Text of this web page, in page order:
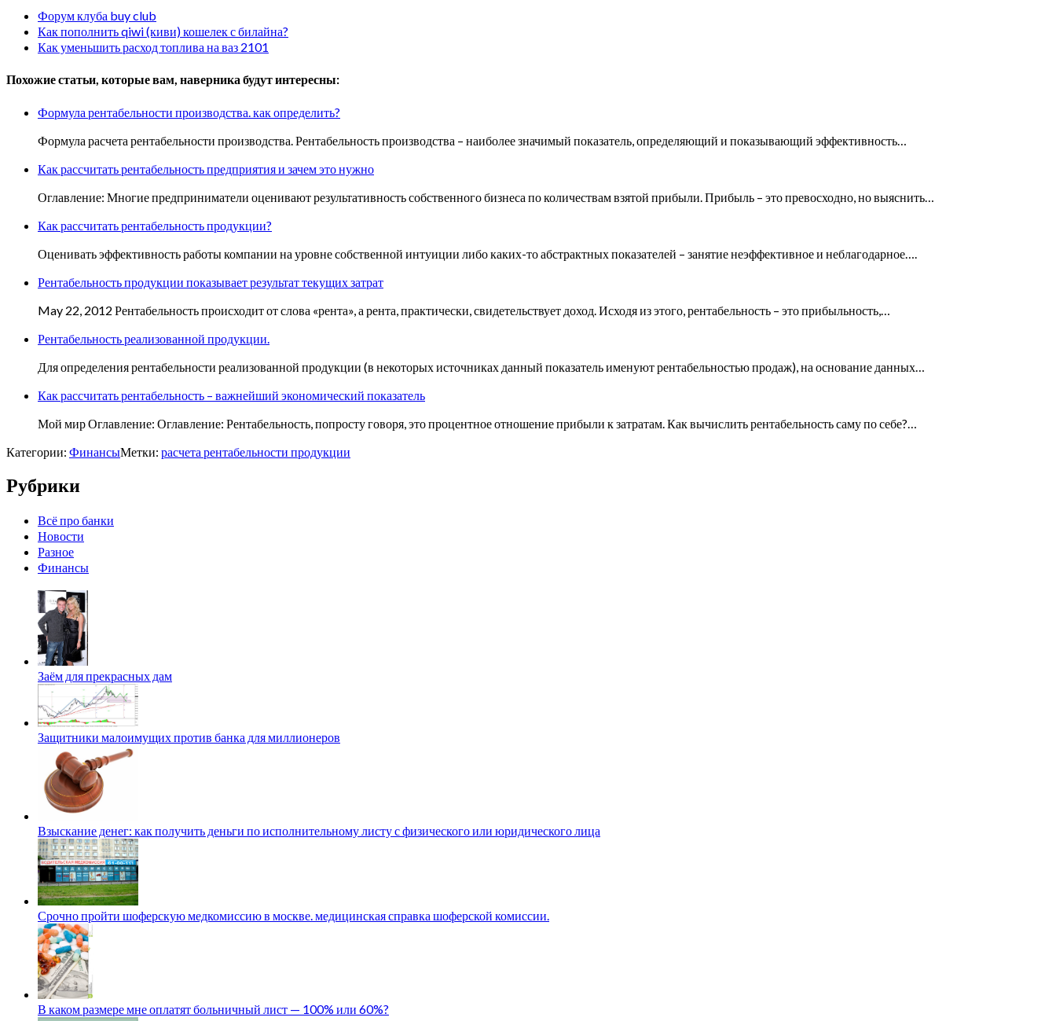
Форум клуба buy club
Как пополнить qiwi (киви) кошелек с билайна?
Как уменьшить расход топлива на ваз 2101
Похожие статьи, которые вам, наверника будут интересны:
Формула рентабельности производства. как определить?
Формула расчета рентабельности производства. Рентабельность производства – наиболее значимый показатель, определяющий и показывающий эффективность…
Как рассчитать рентабельность предприятия и зачем это нужно
Оглавление: Многие предприниматели оценивают результативность собственного бизнеса по количествам взятой прибыли. Прибыль – это превосходно, но выяснить…
Как рассчитать рентабельность продукции?
Оценивать эффективность работы компании на уровне собственной интуиции либо каких-то абстрактных показателей – занятие неэффективное и неблагодарное….
Рентабельность продукции показывает результат текущих затрат
May 22, 2012 Рентабельность происходит от слова «рента», а рента, практически, свидетельствует доход. Исходя из этого, рентабельность – это прибыльность,…
Рентабельность реализованной продукции.
Для определения рентабельности реализованной продукции (в некоторых источниках данный показатель именуют рентабельностью продаж), на основание данных…
Как рассчитать рентабельность – важнейший экономический показатель
Мой мир Оглавление: Оглавление: Рентабельность, попросту говоря, это процентное отношение прибыли к затратам. Как вычислить рентабельность саму по себе?…
Категории: ФинансыМетки: расчета рентабельности продукции
Рубрики
Всё про банки
Новости
Разное
Финансы
Заём для прекрасных дам
Защитники малоимущих против банка для миллионеров
Взыскание денег: как получить деньги по исполнительному листу с физического или юридического лица
Срочно пройти шоферскую медкомиссию в москве. медицинская справка шоферской комиссии.
В каком размере мне оплатят больничный лист — 100% или 60%?